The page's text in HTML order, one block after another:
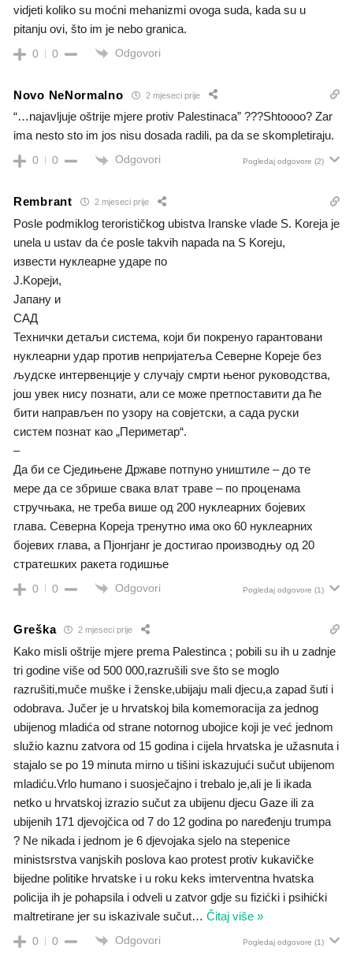
vidjeti koliko su moćni mehanizmi ovoga suda, kada su u
pitanju ovi, što im je nebo granica.
0 0 Odgovori
Novo NeNormalno 2 mjeseci prije
“…najavljuje oštrije mjere protiv Palestinaca” ???Shtoooo? Zar
ima nesto sto im jos nisu dosada radili, pa da se skompletiraju.
0 0 Odgovori Pogledaj odgovore (2)
Rembrant 2 mjeseci prije
Posle podmiklog terorističkog ubistva Iranske vlade S. Koreja je
unela u ustav da će posle takvih napada na S Koreju,
извести нуклеарне ударе по
Ј.Kореји,
Јапану и
САД
Технички детаљи система, који би покренуо гарантовани
нуклеарни удар против непријатеља Северне Кореје без
људске интервенције у случају смрти њеног руководства,
још увек нису познати, али се може претпоставити да ће
бити направљен по узору на совјетски, а сада руски
систем познат као „Периметар“.
–
Да би се Сједињене Државе потпуно уништиле – до те
мере да се збрише свака влат траве – по проценама
стручњака, не треба више од 200 нуклеарних бојевих
глава. Северна Кореја тренутно има око 60 нуклеарних
бојевих глава, а Пјонгјанг је достигао производњу од 20
стратешких ракета годишње
0 0 Odgovori Pogledaj odgovore (1)
Greška 2 mjeseci prije
Kako misli oštrije mjere prema Palestinca ; pobili su ih u zadnje
tri godine više od 500 000,razrušili sve što se moglo
razrušiti,muče muške i ženske,ubijaju mali djecu,a zapad šuti i
odobrava. Jučer je u hrvatskoj bila komemoracija za jednog
ubijenog mladića od strane notornog ubojice koji je već jednom
služio kaznu zatvora od 15 godina i cijela hrvatska je užasnuta i
stajalo se po 19 minuta mirno u tišini iskazujući sučut ubijenom
mladiću.Vrlo humano i suosječajno i trebalo je,ali je li ikada
netko u hrvatskoj izrazio sučut za ubijenu djecu Gaze ili za
ubijenih 171 djevojčica od 7 do 12 godina po naređenju trumpa
? Ne nikada i jednom je 6 djevojaka sjelo na stepenice
ministsrstva vanjskih poslova kao protest protiv kukavičke
bijedne politike hrvatske i u roku keks imterventna hvatska
policija ih je pohapsila i odveli u zatvor gdje su fizićki i psihićki
maltretirane jer su iskazivale sučut… Čitaj više »
0 0 Odgovori Pogledaj odgovore (1)